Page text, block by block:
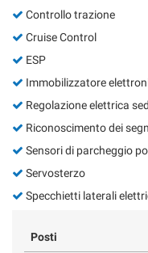
Controllo trazione
Cruise Control
ESP
Immobilizzatore
Regolazione elettrica
Riconoscimento dei
Sensori di parcheggio
Servosterzo
Specchietti laterali
Posti